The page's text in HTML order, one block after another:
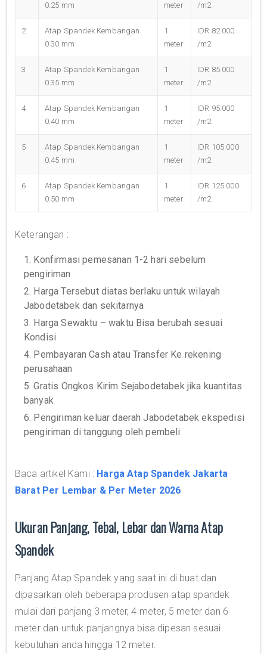
0.25 mm
meter
/m2
2
Atap Spandek Kembangan
0.30 mm
1
meter
IDR 82.000
/m2
3
Atap Spandek Kembangan
0.35 mm
1
meter
IDR 85.000
/m2
4
Atap Spandek Kembangan
0.40 mm
1
meter
IDR 95.000
/m2
5
Atap Spandek Kembangan
0.45 mm
1
meter
IDR 105.000
/m2
6
Atap Spandek Kembangan
0.50 mm
1
meter
IDR 125.000
/m2
Keterangan :
1. Konfirmasi pemesanan 1-2 hari sebelum
pengiriman
2. Harga Tersebut diatas berlaku untuk wilayah
Jabodetabek dan sekitarnya
3. Harga Sewaktu – waktu Bisa berubah sesuai
Kondisi
4. Pembayaran Cash atau Transfer Ke rekening
perusahaan
5. Gratis Ongkos Kirim Sejabodetabek jika kuantitas
banyak
6. Pengiriman keluar daerah Jabodetabek ekspedisi
pengiriman di tanggung oleh pembeli
Baca artikel Kami : Harga Atap Spandek Jakarta
Barat Per Lembar & Per Meter 2026
Ukuran Panjang, Tebal, Lebar dan Warna Atap
Spandek
Panjang Atap Spandek yang saat ini di buat dan
dipasarkan oleh beberapa produsen atap spandek
mulai dari panjang 3 meter, 4 meter, 5 meter dan 6
meter dan untuk panjangnya bisa dipesan sesuai
kebutuhan anda hingga 12 meter.